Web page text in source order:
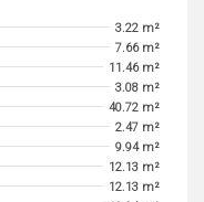
3.22 m²
7.66 m²
11.46 m²
3.08 m²
40.72 m²
2.47 m²
9.94 m²
12.13 m²
12.13 m²